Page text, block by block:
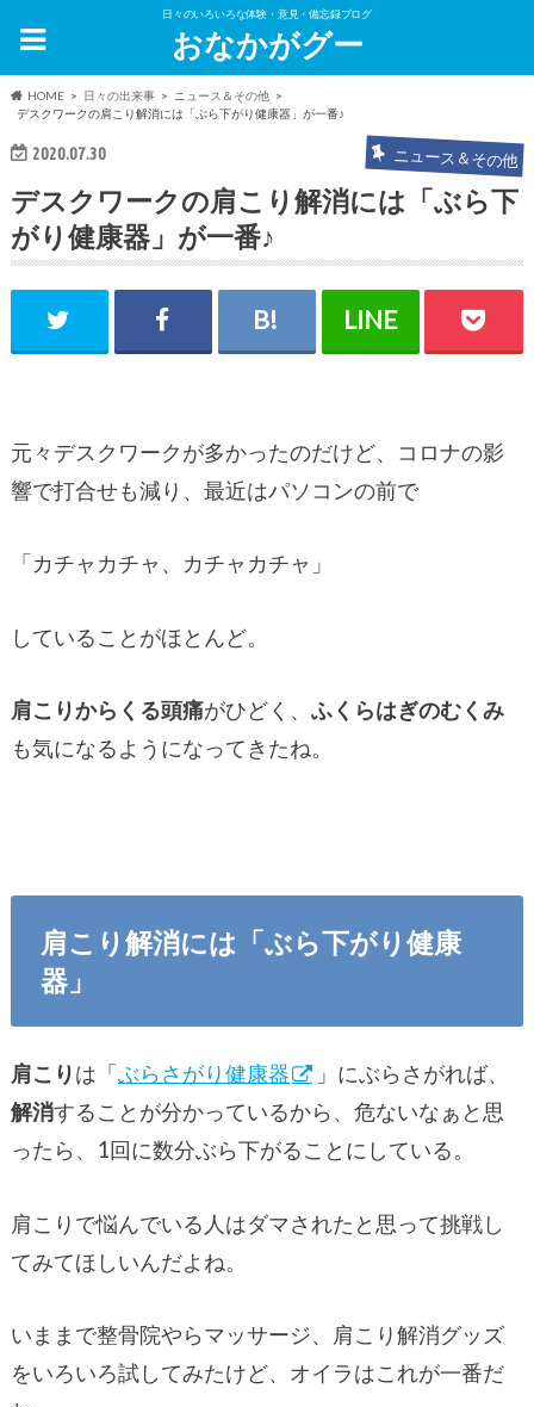
日々のいろいろな体験・意見・備忘録ブログ
おなかがグー
HOME 日々の出来事
ニュース＆その他
デスクワークの肩こり解消には「ぶら下がり健康器」が一番♪
2020.07.30 ニュース＆その他
デスクワークの肩こり解消には「ぶら下
がり健康器」が一番♪
元々デスクワークが多かったのだけど、コロナの影
響で打合せも減り、最近はパソコンの前で
「カチャカチャ、カチャカチャ」
していることがほとんど。
肩こりからくる頭痛がひどく、 ふくらはぎのむくみ
も気になるようになってきたね。
肩こり解消には「ぶら下がり健康
器」
肩こりは「ぶらさがり健康器
」にぶらさがれば、
解消することが分かっているから、危ないなぁと思
ったら、1回に数分ぶら下がることにしている。
肩こりで悩んでいる人はダマされたと思って挑戦し
てみてほしいんだよね。
いままで整骨院やらマッサージ、肩こり解消グッズ
をいろいろ試してみたけど、オイラはこれが一番だ